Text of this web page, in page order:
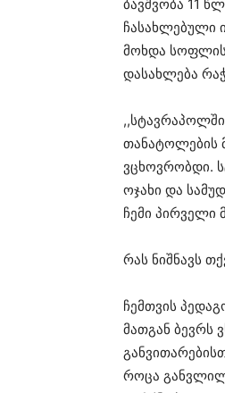
ბავშვობა 11
ჩასახლებული
მოხდა სოფლის
დასახლება
თანატოლების
ვცხოვრობდი.
ოჯახი და
ჩემი პირველი
რას ნიშნავს
ჩემთვის
მათგან ბევრს
როცა განვლილ